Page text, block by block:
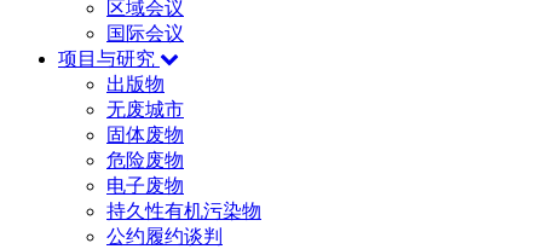
区域会议
国际会议
项目与研究
出版物
无废城市
固体废物
危险废物
电子废物
持久性有机污染物
公约履约谈判